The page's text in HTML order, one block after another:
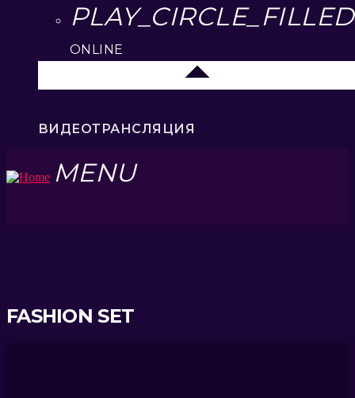
PLAY_CIRCLE_FILLED
ONLINE
ВИДЕОТРАНСЛЯЦИЯ
MENU
FASHION SET